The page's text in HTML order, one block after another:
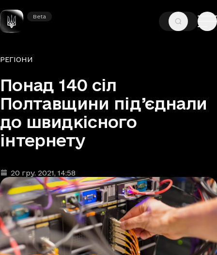
Beta
Beta
ГОЛОВНА
Рубрики
РЕГІОНИ
Понад 140 сіл
Полтавщини під’єднали
до швидкісного
інтернету
Дата та час публікації:
20 гру. 2021, 14:58